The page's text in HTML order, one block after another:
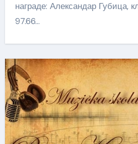
награде: Александар Губица,
97.66…